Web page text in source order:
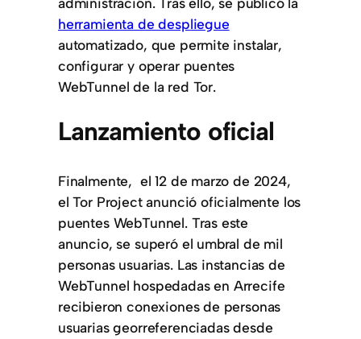
herramienta de despliegue
automatizado, que permite instalar,
configurar y operar puentes
WebTunnel de la red Tor.
Lanzamiento oficial
Finalmente, el 12 de marzo de 2024,
el Tor Project anunció oficialmente los
puentes WebTunnel. Tras este
anuncio, se superó el umbral de mil
personas usuarias. Las instancias de
WebTunnel hospedadas en Arrecife
recibieron conexiones de personas
usuarias georreferenciadas desde